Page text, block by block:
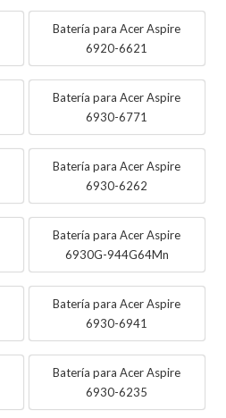
Batería para Acer Aspire
6920-6621
Batería para Acer Aspire
6930-6771
Batería para Acer Aspire
6930-6262
Batería para Acer Aspire
6930G-944G64Mn
Batería para Acer Aspire
6930-6941
Batería para Acer Aspire
6930-6235